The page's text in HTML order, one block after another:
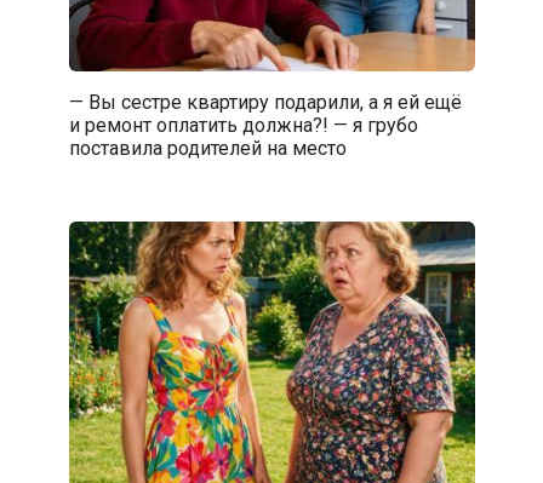
— Вы сестре квартиру подарили, а я ей ещё
и ремонт оплатить должна?! — я грубо
поставила родителей на место